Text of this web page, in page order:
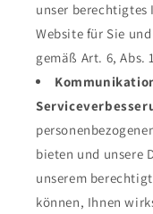
unser berechtigtes
Website für Sie
gemäß Art. 6, Abs.
bieten und unsere
unserem
können, Ihnen